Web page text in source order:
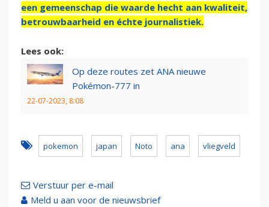
een gemeenschap die waarde hecht aan kwaliteit,
betrouwbaarheid en échte journalistiek.
Lees ook:
Op deze routes zet ANA nieuwe
Pokémon-777 in
22-07-2023, 8:08
pokemon japan Noto ana vliegveld
Verstuur per e-mail
Meld u aan voor de nieuwsbrief